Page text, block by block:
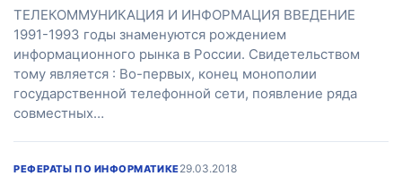
ТЕЛЕКОММУНИКАЦИЯ И ИНФОРМАЦИЯ ВВЕДЕНИЕ
1991-1993 годы знаменуются рождением
информационного рынка в России. Свидетельством
тому является : Во-первых, конец монополии
государственной телефонной сети, появление ряда
совместных…
РЕФЕРАТЫ ПО ИНФОРМАТИКЕ29.03.2018